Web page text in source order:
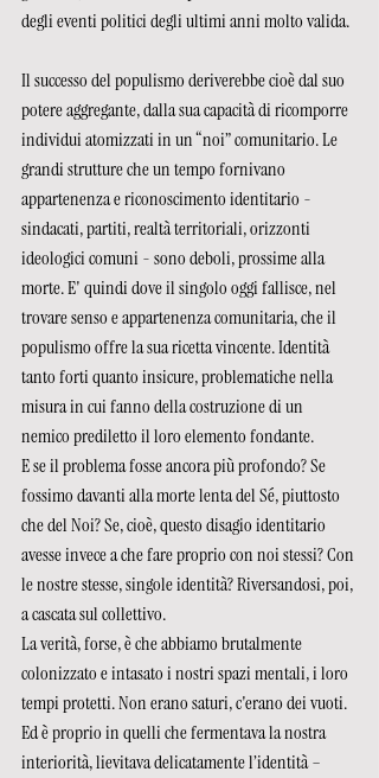
degli eventi politici degli ultimi anni molto valida.
Il successo del populismo deriverebbe cioè dal suo
potere aggregante, dalla sua capacità di ricomporre
individui atomizzati in un “noi” comunitario. Le
grandi strutture che un tempo fornivano
appartenenza e riconoscimento identitario -
sindacati, partiti, realtà territoriali, orizzonti
ideologici comuni - sono deboli, prossime alla
morte. E' quindi dove il singolo oggi fallisce, nel
trovare senso e appartenenza comunitaria, che il
populismo offre la sua ricetta vincente. Identità
tanto forti quanto insicure, problematiche nella
misura in cui fanno della costruzione di un
nemico prediletto il loro elemento fondante.
E se il problema fosse ancora più profondo? Se
fossimo davanti alla morte lenta del Sé, piuttosto
che del Noi? Se, cioè, questo disagio identitario
avesse invece a che fare proprio con noi stessi? Con
le nostre stesse, singole identità? Riversandosi, poi,
a cascata sul collettivo.
La verità, forse, è che abbiamo brutalmente
colonizzato e intasato i nostri spazi mentali, i loro
tempi protetti. Non erano saturi, c'erano dei vuoti.
Ed è proprio in quelli che fermentava la nostra
interiorità, lievitava delicatamente l’identità –